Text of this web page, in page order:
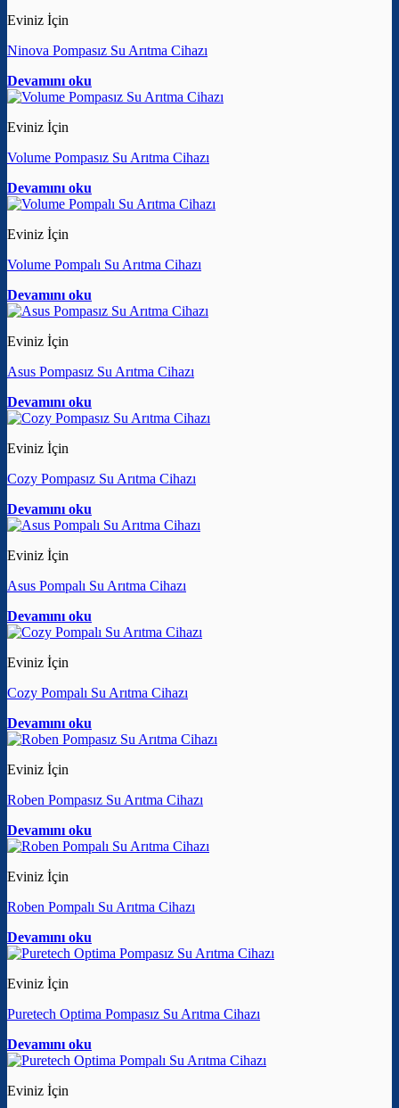
Eviniz İçin
Ninova Pompasız Su Arıtma Cihazı
Devamını oku
Eviniz İçin
Volume Pompasız Su Arıtma Cihazı
Devamını oku
Eviniz İçin
Volume Pompalı Su Arıtma Cihazı
Devamını oku
Eviniz İçin
Asus Pompasız Su Arıtma Cihazı
Devamını oku
Eviniz İçin
Cozy Pompasız Su Arıtma Cihazı
Devamını oku
Eviniz İçin
Asus Pompalı Su Arıtma Cihazı
Devamını oku
Eviniz İçin
Cozy Pompalı Su Arıtma Cihazı
Devamını oku
Eviniz İçin
Roben Pompasız Su Arıtma Cihazı
Devamını oku
Eviniz İçin
Roben Pompalı Su Arıtma Cihazı
Devamını oku
Eviniz İçin
Puretech Optima Pompasız Su Arıtma Cihazı
Devamını oku
Eviniz İçin